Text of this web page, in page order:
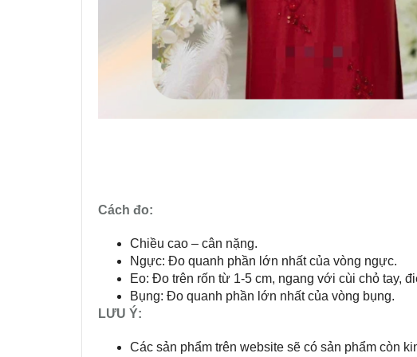
Cách đo:
Chiều cao – cân nặng.
Ngực: Đo quanh phần lớn nhất của vòng ngực.
Eo: Đo trên rốn từ 1-5 cm, ngang với cùi chỏ tay,
Bụng: Đo quanh phần lớn nhất của vòng bụng.
LƯU Ý:
Các sản phẩm trên website sẽ có sản phẩm còn